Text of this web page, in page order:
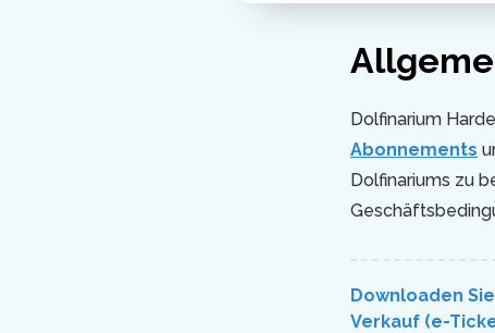
Dolfinarium
Abonnements
Dolfinariums zu
Downloaden
Verkauf (e-